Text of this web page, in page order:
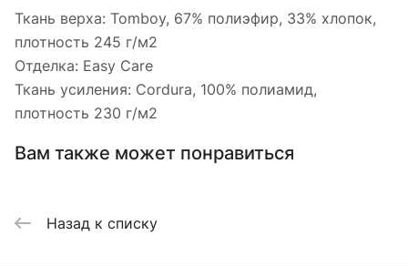
Ткань верха: Tomboy, 67% полиэфир, 33% хлопок,
плотность 245 г/м2
Отделка: Easy Care
Ткань усиления: Cordura, 100% полиамид,
плотность 230 г/м2
Вам также может понравиться
Назад к списку